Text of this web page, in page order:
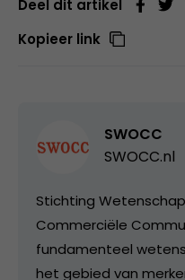
Deel dit artikel
Kopieer link
SWOCC
SWOCC.nl
Stichting
Commerciële
fundamenteel
het gebied van